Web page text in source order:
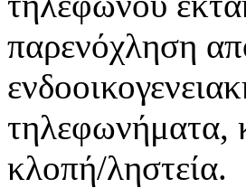
παρενόχληση
τηλεφωνήματα,
κλοπή/ληστεία.